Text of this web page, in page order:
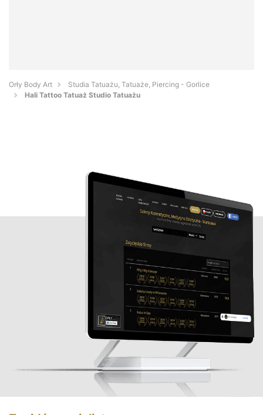
Orły Body Art
Studia Tatuażu, Tatuaże, Piercing - Gorlice
Hali Tattoo Tatuaż Studio Tatuażu